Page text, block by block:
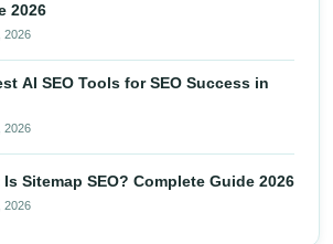
2026
2026
AI SEO Tools for SEO Success in
2026
Is Sitemap SEO? Complete Guide 2026
2026